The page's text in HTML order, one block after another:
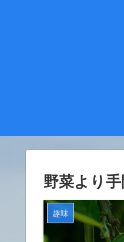
野菜より
趣味